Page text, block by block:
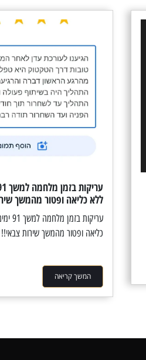
ללא כליאה ופטור מהמשך
כליאה ופטור מהמשך שירות צבאי!!
המשך קריאה